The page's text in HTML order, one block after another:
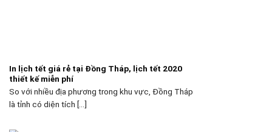
In lịch tết giá rẻ tại Đồng Tháp, lịch tết 2020
thiết kế miễn phí
So với nhiều địa phương trong khu vực, Đồng Tháp
là tỉnh có diện tích [...]